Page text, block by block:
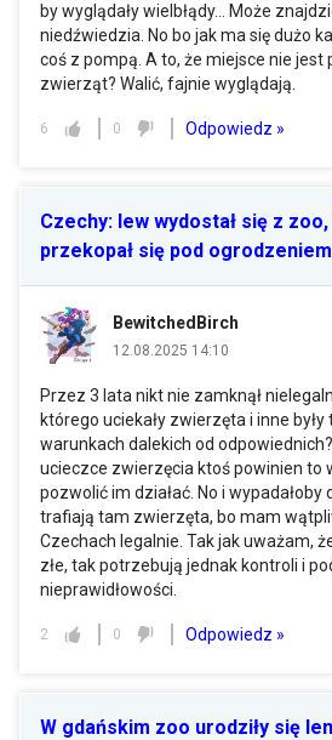
by wyglądały wielbłądy... Może
niedźwiedzia. No bo jak ma się dużo
coś z pompą. A to, że miejsce nie jest
zwierząt? Walić, fajnie wyglądają.
6 0 Odpowiedz »
Czechy: lew wydostał się z
przekopał się pod ogrodzeniem
BewitchedBirch
12.08.2025 14:10
Przez 3 lata nikt nie zamknął
którego uciekały zwierzęta i inne
warunkach dalekich od
ucieczce zwierzęcia ktoś powinien to
pozwolić im działać. No i wypadałoby
trafiają tam zwierzęta, bo mam
Czechach legalnie. Tak jak uważam,
złe, tak potrzebują jednak kontroli i
nieprawidłowości.
2 0 Odpowiedz »
W gdańskim zoo urodziły się